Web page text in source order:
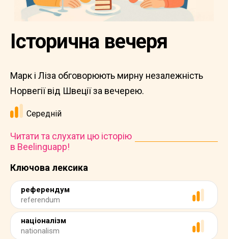
Ключова лексика
референдум
referendum
націоналізм
nationalism
Історична вечеря
Марк і Ліза обговорюють мирну незалежність
Норвегії від Швеції за вечерею.
Середній
Читати та слухати цю історію
в Beelinguapp!